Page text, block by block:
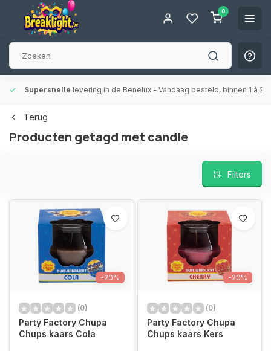
0
Supersnelle levering in de Benelux - Vandaag besteld, binnen 1 à 2
Terug
Producten getagd met candle
Filters
-20%
(0)
Party Factory Chupa
Chups kaars Cola
-20%
(0)
Party Factory Chupa
Chups kaars Kers